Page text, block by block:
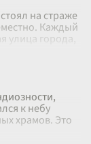
на страже
Каждый
улица города,
к небу
храмов. Это